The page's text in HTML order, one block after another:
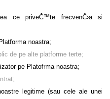
ce priveČ™te frecvenČ›a si
noastra;
de pe alte platforme terte;
pe Platofrma noastra;
legitime (sau cele ale unei